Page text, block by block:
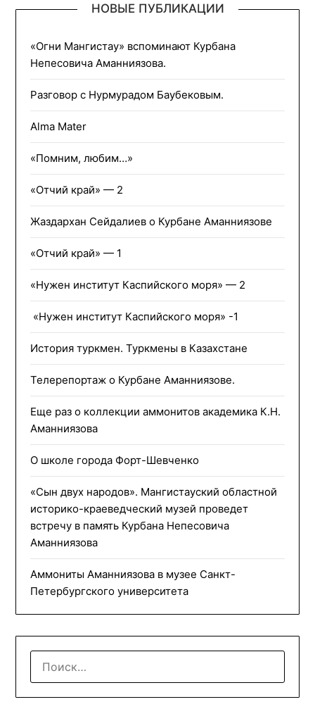
НОВЫЕ ПУБЛИКАЦИИ
«Огни Мангистау» вспоминают Курбана
Непесовича Аманниязова.
Разговор с Нурмурадом Баубековым.
Alma Mater
«Помним, любим…»
«Отчий край» — 2
Жаздархан Сейдалиев о Курбане Аманниязове
«Отчий край» — 1
«Нужен институт Каспийского моря» — 2
«Нужен институт Каспийского моря» -1
История туркмен. Туркмены в Казахстане
Телерепортаж о Курбане Аманниязове.
Еще раз о коллекции аммонитов академика К.Н.
Аманниязова
О школе города Форт-Шевченко
«Сын двух народов». Мангистауский областной
историко-краеведческий музей проведет
встречу в память Курбана Непесовича
Аманниязова
Аммониты Аманниязова в музее Санкт-
Петербургского университета